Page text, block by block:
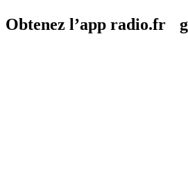
Obtenez l’app radio.fr